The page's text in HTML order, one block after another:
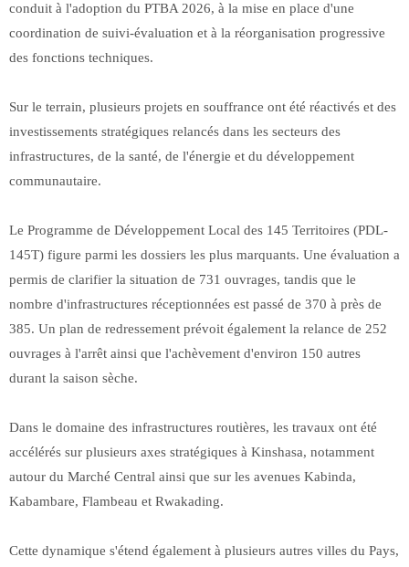
conduit à l'adoption du PTBA 2026, à la mise en place d'une
coordination de suivi-évaluation et à la réorganisation progressive
des fonctions techniques.
Sur le terrain, plusieurs projets en souffrance ont été réactivés et des
investissements stratégiques relancés dans les secteurs des
infrastructures, de la santé, de l'énergie et du développement
communautaire.
Le Programme de Développement Local des 145 Territoires (PDL-
145T) figure parmi les dossiers les plus marquants. Une évaluation a
permis de clarifier la situation de 731 ouvrages, tandis que le
nombre d'infrastructures réceptionnées est passé de 370 à près de
385. Un plan de redressement prévoit également la relance de 252
ouvrages à l'arrêt ainsi que l'achèvement d'environ 150 autres
durant la saison sèche.
Dans le domaine des infrastructures routières, les travaux ont été
accélérés sur plusieurs axes stratégiques à Kinshasa, notamment
autour du Marché Central ainsi que sur les avenues Kabinda,
Kabambare, Flambeau et Rwakading.
Cette dynamique s'étend également à plusieurs autres villes du Pays,